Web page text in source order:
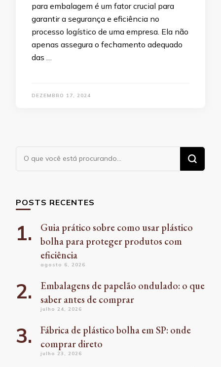
para embalagem é um fator crucial para
garantir a segurança e eficiência no
processo logístico de uma empresa. Ela não
apenas assegura o fechamento adequado
das …
DEZEMBRO 17, 2024
Procurando
algo?
POSTS RECENTES
Guia prático sobre como usar plástico
bolha para proteger produtos com
eficiência
agosto 6, 2026
Embalagens de papelão ondulado: o que
saber antes de comprar
julho 24, 2026
Fábrica de plástico bolha em SP: onde
comprar direto
julho 23, 2026